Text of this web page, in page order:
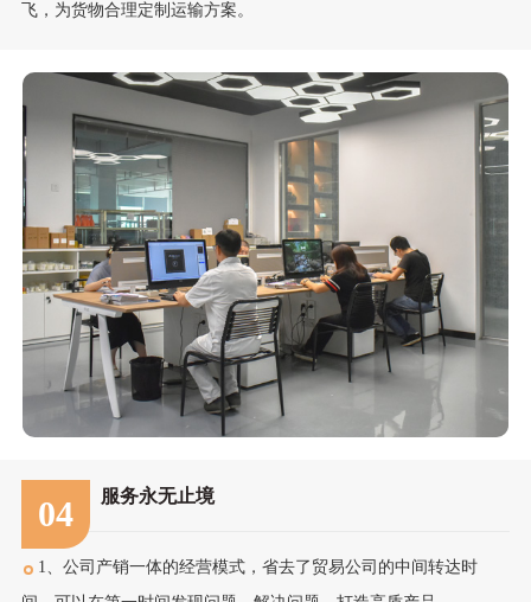
飞，为货物合理定制运输方案。
04 服务永无止境
1、公司产销一体的经营模式，省去了贸易公司的中间转达时